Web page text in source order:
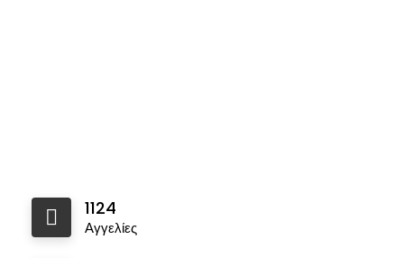
1124
Αγγελίες